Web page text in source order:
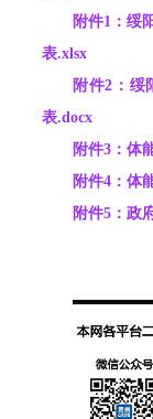
附件1：绥
表.xlsx
附件2：绥
表.docx
附件3：体
附件4：体
附件5：政